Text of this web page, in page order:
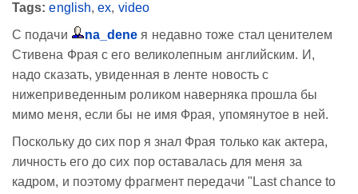
Tags:english,ex, video
С подачи
na_dene я недавно тоже стал ценителем
Стивена Фрая с его великолепным английским. И,
надо сказать, увиденная в ленте новость с
нижеприведенным роликом наверняка прошла бы
мимо меня, если бы не имя Фрая, упомянутое в ней.
Поскольку до сих пор я знал Фрая только как актера,
личность его до сих пор оставалась для меня за
кадром, и поэтому фрагмент передачи "Last chance to